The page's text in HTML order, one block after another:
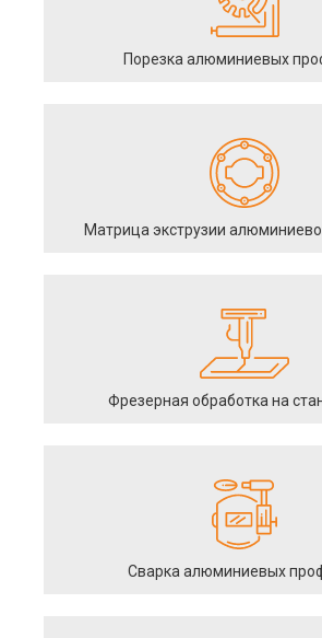
Порезка алюминиевых
Матрица экструзии
Фрезерная обработка на
Сварка алюминиевых